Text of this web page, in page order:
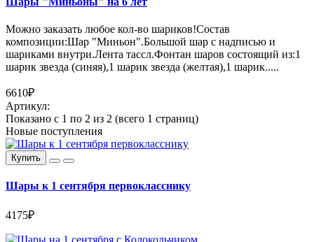
Можно заказать любое кол-во шариков!Состав
композиции:Шар "Миньон".Большой шар с надписью и
шариками внутри.Лента тассл.Фонтан шаров состоящий из:1
шарик звезда (синяя),1 шарик звезда (желтая),1 шарик.....
6610₽
Артикул:
Показано с 1 по 2 из 2 (всего 1 страниц)
Новые поступления
Купить
Шары к 1 сентября первокласснику
4175₽